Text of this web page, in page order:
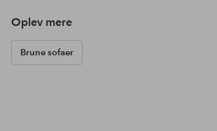
Oplev mere
Brune sofaer